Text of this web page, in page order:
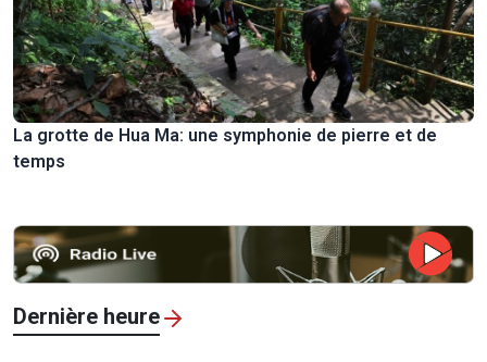
La grotte de Hua Ma: une symphonie de pierre et de
temps
Dernière heure